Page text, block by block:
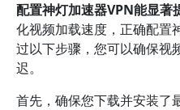
配置神灯加速器VPN能显著
化视频加载速度，正确配置
过以下步骤，您可以确保视
迟。
首先，确保您下载并安装了